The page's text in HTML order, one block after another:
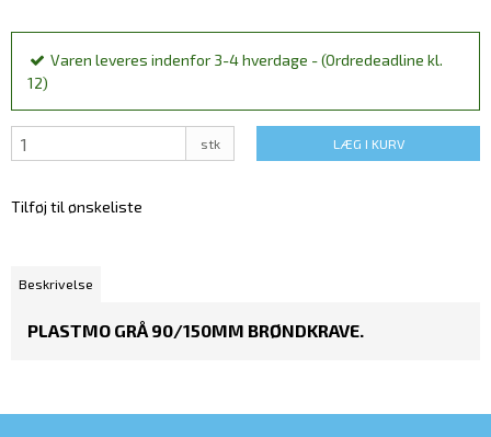
Varen leveres indenfor 3-4 hverdage - (Ordredeadline kl.
12)
stk LÆG I KURV
Tilføj til ønskeliste
Beskrivelse
PLASTMO GRÅ 90/150MM BRØNDKRAVE.